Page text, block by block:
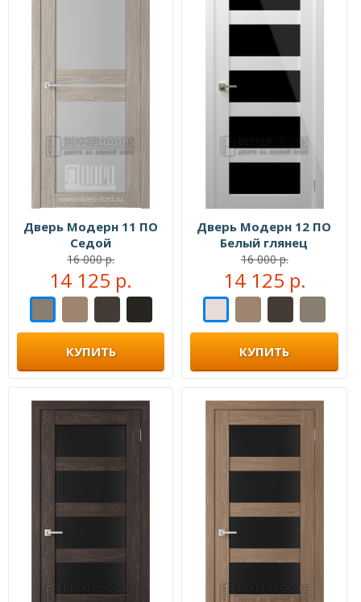
Дверь Модерн 11 ПО
Седой
16 000 р.
14 125 р.
КУПИТЬ
Дверь Модерн 12 ПО
Белый глянец
16 000 р.
14 125 р.
КУПИТЬ